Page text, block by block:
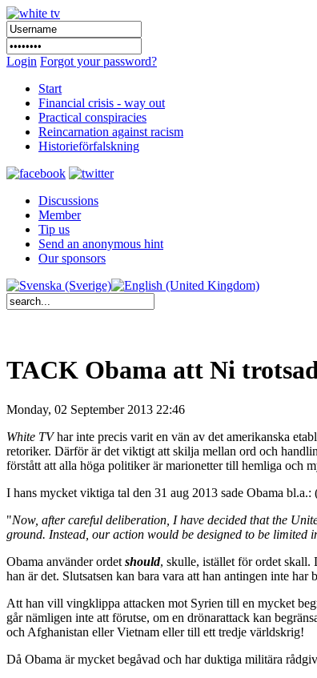
Login Forgot your password?
Start
Financial crisis - way out
Practical conspiracies
Reincarnation against racism
Historieförfalskning
Discussions
Member
Tip us
Send an anonymous hint
Our sponsors
TACK Obama att Ni
Monday, 02 September 2013 22:46
White TVhar inte precis varit en vän av det amerikanska
retoriker. Därför är det viktigt att skilja mellan ord och
förstått att alla höga politiker är marionetter till hemliga och
I hans mycket viktiga tal den 31 aug 2013 sade Obama bl.a.:
"Now, after careful deliberation, I have decided that the
ground. Instead, our action would be designed to be limited
Obama använder ordet should, skulle, istället för ordet skall.
han är det. Slutsatsen kan bara vara att han antingen inte
Att han vill vingklippa attacken mot Syrien till en mycket
går nämligen inte att förutse, om en drönarattack kan
och Afghanistan eller Vietnam eller till ett tredje världskrig!
Då Obama är mycket begåvad och har duktiga militära